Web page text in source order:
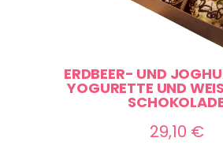
ERDBEER- UND
YOGURETTE UND
CHOKOLADE
29,10 €